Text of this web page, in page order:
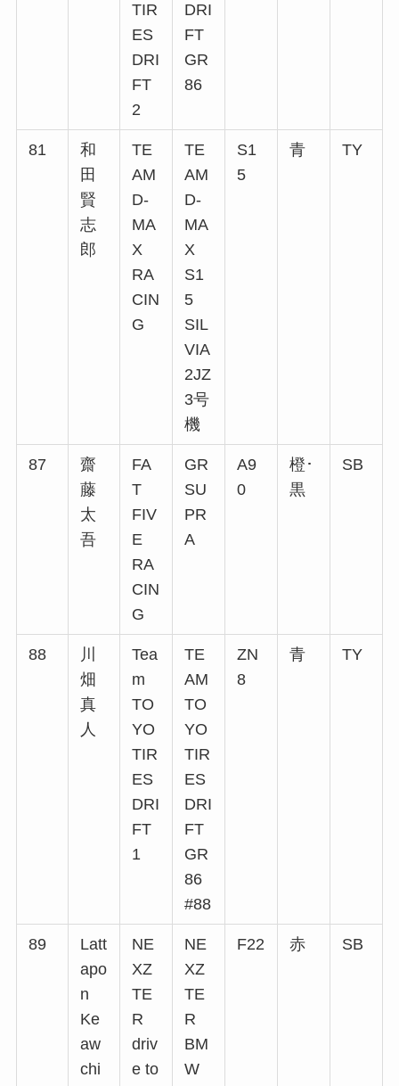
TIR
ES
DRI
FT
2
DRI
FT
GR
86
81
和
田
賢
志
郎
TE
AM
D-
MA
X
RA
CIN
G
TE
AM
D-
MA
X
S1
5
SIL
VIA
2JZ
3号
機
S1
5
青 TY
87
齋
藤
太
吾
FA
T
FIV
E
RA
CIN
G
GR
SU
PR
A
A9
0
橙･
黒
SB
88
川
畑
真
人
Tea
m
TO
YO
TIR
ES
DRI
FT
1
TE
AM
TO
YO
TIR
ES
DRI
FT
GR
86
#88
ZN
8
青 TY
89
Latt
apo
n
Ke
aw
chi
NE
XZ
TE
R
driv
e to
NE
XZ
TE
R
BM
W
F22 赤 SB